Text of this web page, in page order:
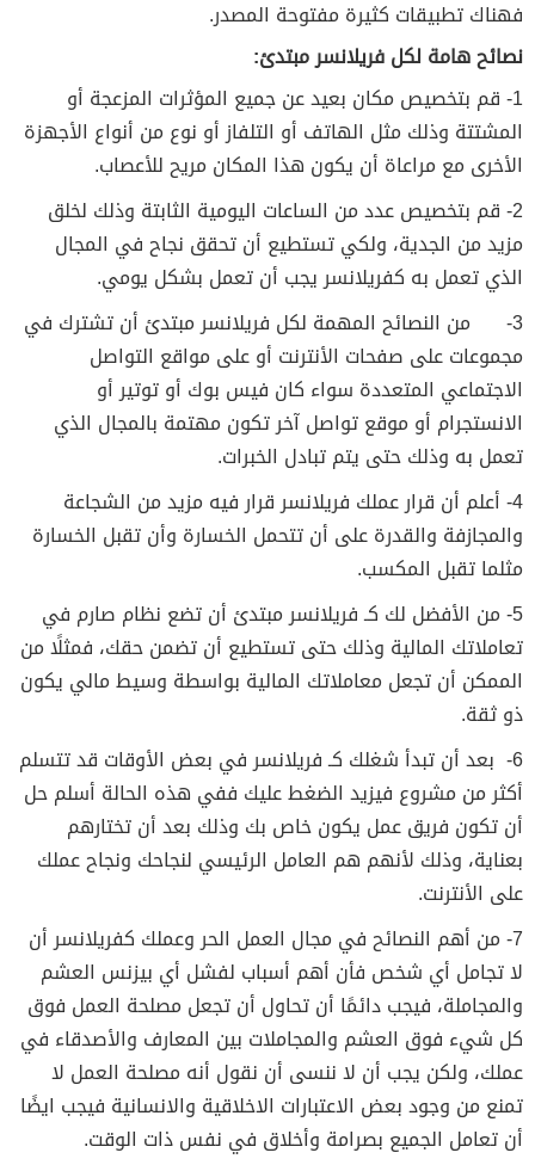
فهناك تطبيقات كثيرة مفتوحة المصدر.
نصائح هامة لكل فريلانسر مبتدئ:
1- قم بتخصيص مكان بعيد عن جميع المؤثرات المزعجة أو
المشتتة وذلك مثل الهاتف أو التلفاز أو نوع من أنواع الأجهزة
الأخرى مع مراعاة أن يكون هذا المكان مريح للأعصاب.
2- قم بتخصيص عدد من الساعات اليومية الثابتة وذلك لخلق
مزيد من الجدية، ولكي تستطيع أن تحقق نجاح في المجال
الذي تعمل به كفريلانسر يجب أن تعمل بشكل يومي.
3- من النصائح المهمة لكل فريلانسر مبتدئ أن تشترك في
مجموعات على صفحات الأنترنت أو على مواقع التواصل
الاجتماعي المتعددة سواء كان فيس بوك أو توتير أو
الانستجرام أو موقع تواصل آخر تكون مهتمة بالمجال الذي
تعمل به وذلك حتى يتم تبادل الخبرات.
4- أعلم أن قرار عملك فريلانسر قرار فيه مزيد من الشجاعة
والمجازفة والقدرة على أن تتحمل الخسارة وأن تقبل الخسارة
مثلما تقبل المكسب.
5- من الأفضل لك كـ فريلانسر مبتدئ أن تضع نظام صارم في
تعاملاتك المالية وذلك حتى تستطيع أن تضمن حقك، فمثلًا من
الممكن أن تجعل معاملاتك المالية بواسطة وسيط مالي يكون
ذو ثقة.
6- بعد أن تبدأ شغلك كـ فريلانسر في بعض الأوقات قد تتسلم
أكثر من مشروع فيزيد الضغط عليك ففي هذه الحالة أسلم حل
أن تكون فريق عمل يكون خاص بك وذلك بعد أن تختارهم
بعناية، وذلك لأنهم هم العامل الرئيسي لنجاحك ونجاح عملك
على الأنترنت.
7- من أهم النصائح في مجال العمل الحر وعملك كفريلانسر أن
لا تجامل أي شخص فأن أهم أسباب لفشل أي بيزنس العشم
والمجاملة، فيجب دائمًا أن تحاول أن تجعل مصلحة العمل فوق
كل شيء فوق العشم والمجاملات بين المعارف والأصدقاء في
عملك، ولكن يجب أن لا ننسى أن نقول أنه مصلحة العمل لا
تمنع من وجود بعض الاعتبارات الاخلاقية والانسانية فيجب ايضًا
أن تعامل الجميع بصرامة وأخلاق في نفس ذات الوقت.